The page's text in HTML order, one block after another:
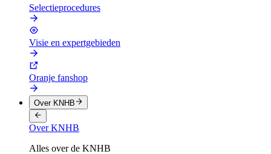
Selectieprocedures
Visie en expertgebieden
Oranje fanshop
Over KNHB
Over KNHB
Alles over de KNHB